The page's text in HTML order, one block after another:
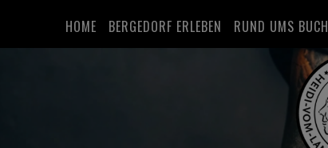
HOME BERGEDORF ERLEBEN RUND UMS BUCH